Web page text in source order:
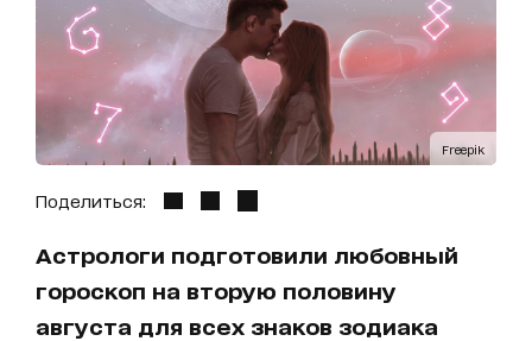
Freepik
Поделиться:
Астрологи подготовили любовный
гороскоп на вторую половину
августа для всех знаков зодиака